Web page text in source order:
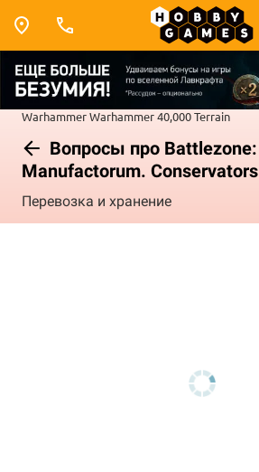
WarhammerWarhammer 40,000Terrain
Вопросы про Battlezone:
Manufactorum. Conservators
Перевозка и хранение